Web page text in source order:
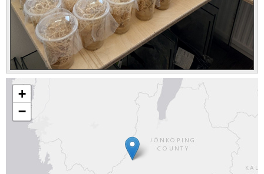
+
−
Aktivera annons
Inaktivera annons
Radera annons
Redigera annons